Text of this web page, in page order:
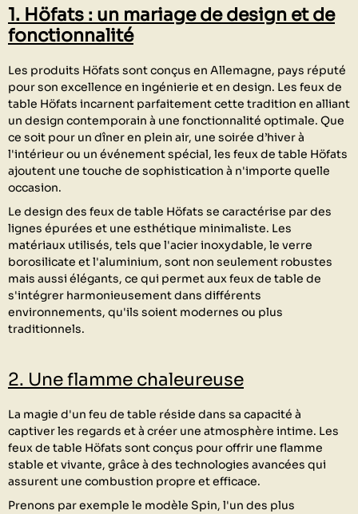
1. Höfats : un mariage de design et de
fonctionnalité
Les produits Höfats sont conçus en Allemagne, pays réputé
pour son excellence en ingénierie et en design. Les feux de
table Höfats incarnent parfaitement cette tradition en alliant
un design contemporain à une fonctionnalité optimale. Que
ce soit pour un dîner en plein air, une soirée d’hiver à
l'intérieur ou un événement spécial, les feux de table Höfats
ajoutent une touche de sophistication à n'importe quelle
occasion.
Le design des feux de table Höfats se caractérise par des
lignes épurées et une esthétique minimaliste. Les
matériaux utilisés, tels que l'acier inoxydable, le verre
borosilicate et l'aluminium, sont non seulement robustes
mais aussi élégants, ce qui permet aux feux de table de
s'intégrer harmonieusement dans différents
environnements, qu'ils soient modernes ou plus
traditionnels.
2. Une flamme chaleureuse
La magie d'un feu de table réside dans sa capacité à
captiver les regards et à créer une atmosphère intime. Les
feux de table Höfats sont conçus pour offrir une flamme
stable et vivante, grâce à des technologies avancées qui
assurent une combustion propre et efficace.
Prenons par exemple le modèle Spin, l'un des plus